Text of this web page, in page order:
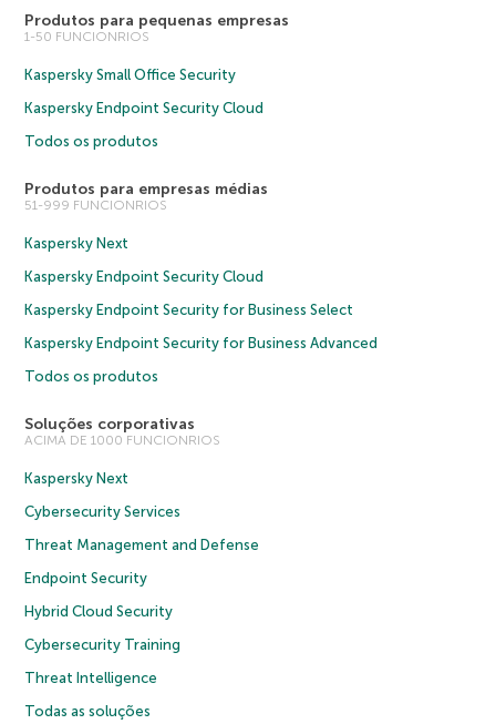
Produtos para pequenas empresas
1-50 FUNCIONRIOS
Kaspersky Small Office Security
Kaspersky Endpoint Security Cloud
Todos os produtos
Produtos para empresas médias
51-999 FUNCIONRIOS
Kaspersky Next
Kaspersky Endpoint Security Cloud
Kaspersky Endpoint Security for Business Select
Kaspersky Endpoint Security for Business Advanced
Todos os produtos
Soluções corporativas
ACIMA DE 1000 FUNCIONRIOS
Kaspersky Next
Cybersecurity Services
Threat Management and Defense
Endpoint Security
Hybrid Cloud Security
Cybersecurity Training
Threat Intelligence
Todas as soluções